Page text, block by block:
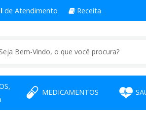
de Atendimento Receita
MEDICAMENTOS